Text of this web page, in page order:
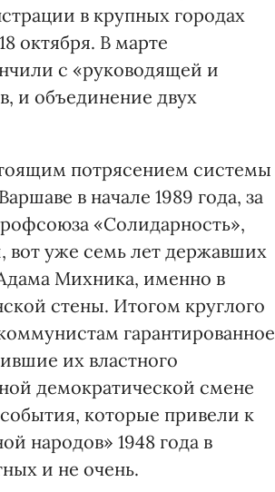
в крупных городах
октября. В марте
с «руководящей и
и объединение двух
потрясением системы
в начале 1989 года, за
«Солидарность»,
вот уже семь лет державших
Михника, именно в
стены. Итогом круглого
гарантированное
их властного
демократической смене
которые привели к
народов» 1948 года в
и не очень.